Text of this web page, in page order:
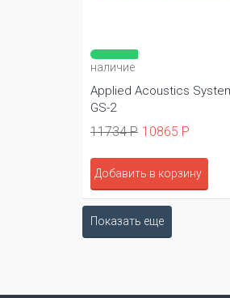
наличие
Applied Acoustics
GS-2
11734 Р 10865 Р
Добавить в корзину
Показать еще